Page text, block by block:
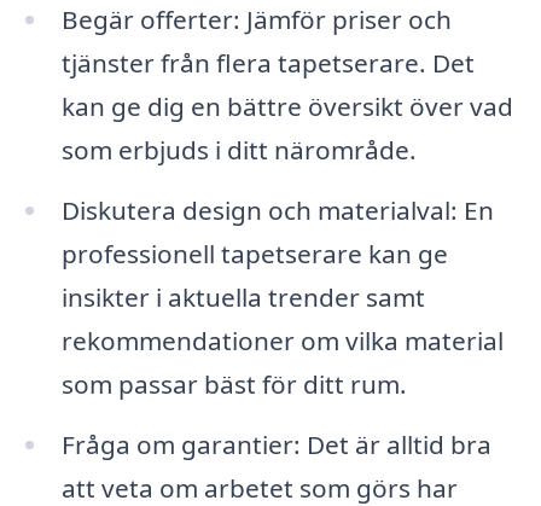
Begär offerter: Jämför priser och
tjänster från flera tapetserare. Det
kan ge dig en bättre översikt över vad
som erbjuds i ditt närområde.
Diskutera design och materialval: En
professionell tapetserare kan ge
insikter i aktuella trender samt
rekommendationer om vilka material
som passar bäst för ditt rum.
Fråga om garantier: Det är alltid bra
att veta om arbetet som görs har